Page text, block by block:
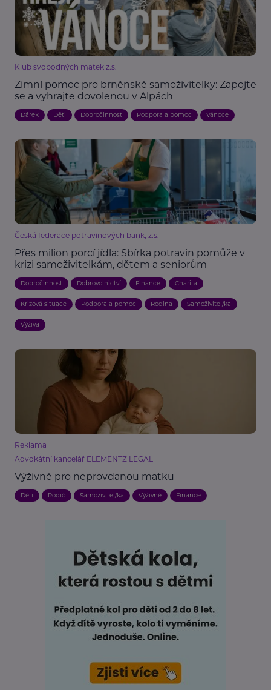
Klub svobodných matek z.s.
Zimní pomoc pro brněnské samoživitelky: Zapojte
se a vyhrajte dovolenou v Alpách
Dárek Děti Dobročinnost Podpora a pomoc Vánoce
Česká federace potravinových bank, z.s.
Přes milion porcí jídla: Sbírka potravin pomůže v
krizi samoživitelkám, dětem a seniorům
Dobročinnost Dobrovolnictví Finance Charita
Krizová situace Podpora a pomoc Rodina Samoživitel/ka
Výživa
Reklama
Advokátní kancelář ELEMENTZ LEGAL
Výživné pro neprovdanou matku
Děti Rodič Samoživitel/ka Výživné Finance